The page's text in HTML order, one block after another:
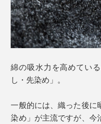
綿の吸水力を高めてい
し・先染め」。
一般的には、織った後に
染め」が主流ですが、今